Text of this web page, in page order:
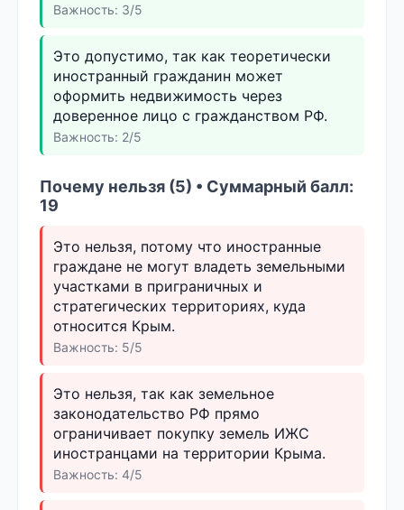
Важность: 3/5
Это допустимо, так как теоретически
иностранный гражданин может
оформить недвижимость через
доверенное лицо с гражданством РФ.
Важность: 2/5
Почему нельзя (5) • Суммарный балл:
19
Это нельзя, потому что иностранные
граждане не могут владеть земельными
участками в приграничных и
стратегических территориях, куда
относится Крым.
Важность: 5/5
Это нельзя, так как земельное
законодательство РФ прямо
ограничивает покупку земель ИЖС
иностранцами на территории Крыма.
Важность: 4/5